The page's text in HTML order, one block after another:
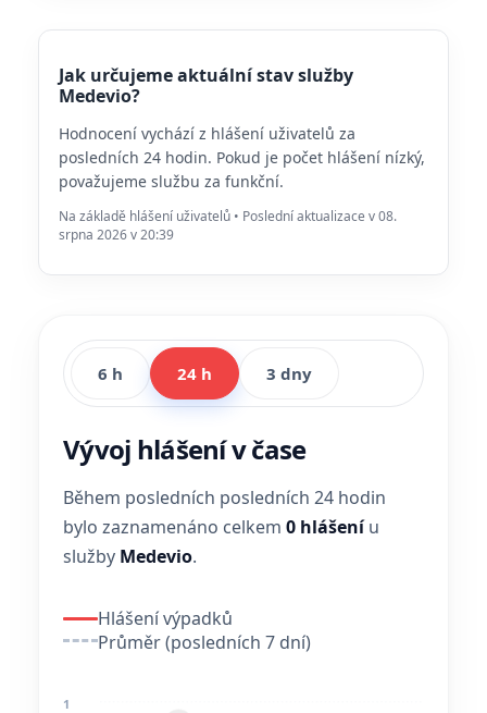
Jak určujeme aktuální stav služby
Medevio?
Hodnocení vychází z hlášení uživatelů za
posledních 24 hodin. Pokud je počet hlášení nízký,
považujeme službu za funkční.
Na základě hlášení uživatelů • Poslední aktualizace v 08.
srpna 2026 v 20:39
6 h 24 h 3 dny
Vývoj hlášení v čase
Během posledních posledních 24 hodin
bylo zaznamenáno celkem 0 hlášeníu
služby Medevio.
Hlášení výpadků
Průměr (posledních 7 dní)
1